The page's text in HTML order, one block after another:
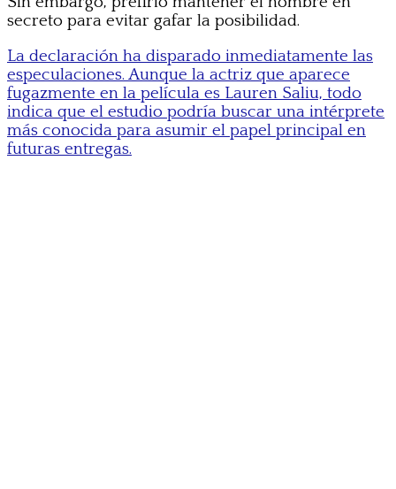
secreto para evitar gafar la posibilidad.
La declaración ha disparado inmediatamente las
especulaciones. Aunque la actriz que aparece
fugazmente en la película es Lauren Saliu, todo
indica que el estudio podría buscar una intérprete
más conocida para asumir el papel principal en
futuras entregas.